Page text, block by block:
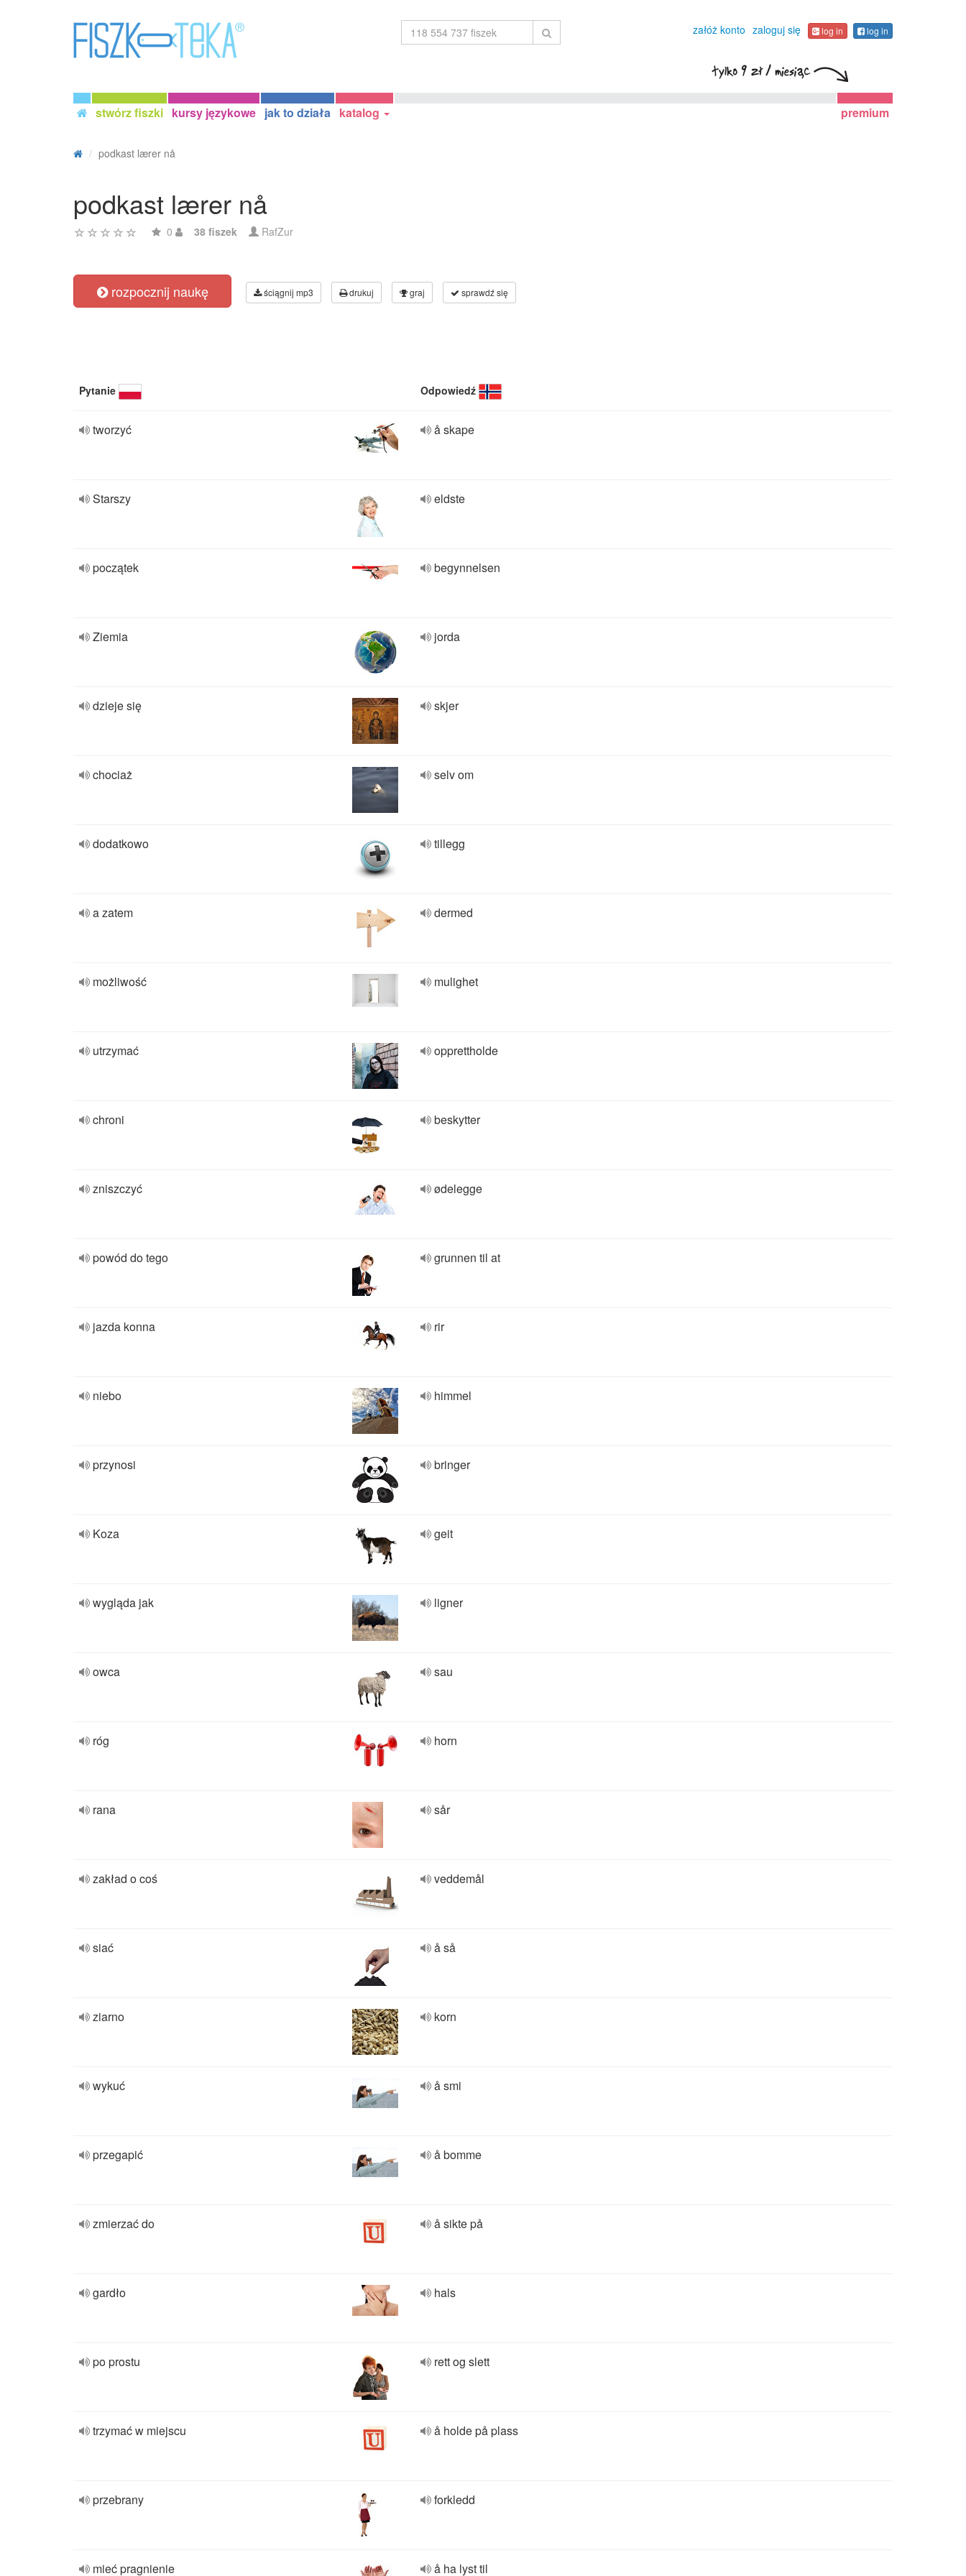
załóż konto zaloguj się log in log in
stwórz fiszki kursy językowe jak to działa katalog premium
podkast lærer nå
podkast lærer nå
0 38 fiszek RafZur
rozpocznij naukę ściągnij mp3 drukuj graj sprawdź się
Pytanie Odpowiedź
tworzyć å skape
Starszy eldste
początek begynnelsen
Ziemia jorda
dzieje się skjer
chociaż selv om
dodatkowo tillegg
a zatem dermed
możliwość mulighet
utrzymać opprettholde
chroni beskytter
zniszczyć ødelegge
powód do tego grunnen til at
jazda konna rir
niebo himmel
przynosi bringer
Koza geit
wygląda jak ligner
owca sau
róg horn
rana sår
zakład o coś veddemål
siać å så
ziarno korn
wykuć å smi
przegapić å bomme
zmierzać do å sikte på
gardło hals
po prostu rett og slett
trzymać w miejscu å holde på plass
przebrany forkledd
mieć pragnienie å ha lyst til